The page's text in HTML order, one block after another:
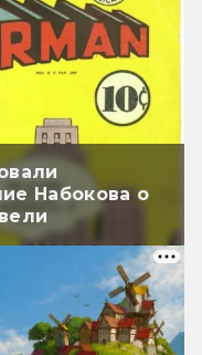
Набокова о